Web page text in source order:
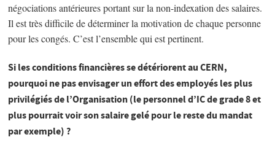
négociations antérieures portant sur la non-indexation des salaires.
Il est très difficile de déterminer la motivation de chaque personne
pour les congés. C’est l’ensemble qui est pertinent.
Si les conditions financières se détériorent au CERN,
pourquoi ne pas envisager un effort des employés les plus
privilégiés de l’Organisation (le personnel d’IC de grade 8 et
plus pourrait voir son salaire gelé pour le reste du mandat
par exemple) ?